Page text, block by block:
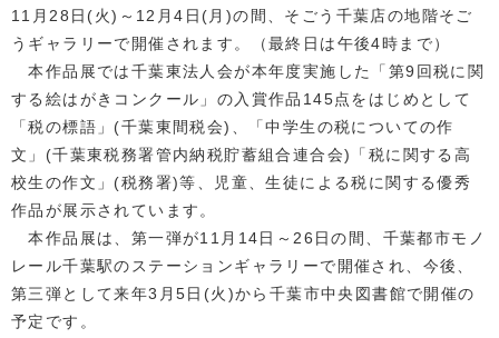
11月28日(火)～12月4日(月)の間、そごう千葉店の地階そご
うギャラリーで開催されます。（最終日は午後4時まで）
本作品展では千葉東法人会が本年度実施した「第9回税に関
する絵はがきコンクール」の入賞作品145点をはじめとして
「税の標語」(千葉東間税会)、「中学生の税についての作
文」(千葉東税務署管内納税貯蓄組合連合会)「税に関する高
校生の作文」(税務署)等、児童、生徒による税に関する優秀
作品が展示されています。
本作品展は、第一弾が11月14日～26日の間、千葉都市モノ
レール千葉駅のステーションギャラリーで開催され、今後、
第三弾として来年3月5日(火)から千葉市中央図書館で開催の
予定です。